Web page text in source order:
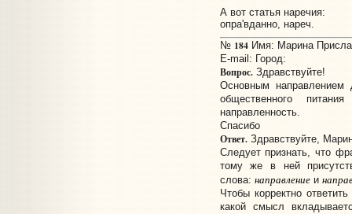
А вот статья наречия:
опра'вданно, нареч.
№ 184Имя: Марина
E-mail: Город:
Вопрос.Здравствуйте!
Основным направлением
общественного
направленность.
Спасибо
Ответ.Здравствуйте,
Следует признать, что
тому же в ней
слова: направлениеи
Чтобы корректно
какой смысл